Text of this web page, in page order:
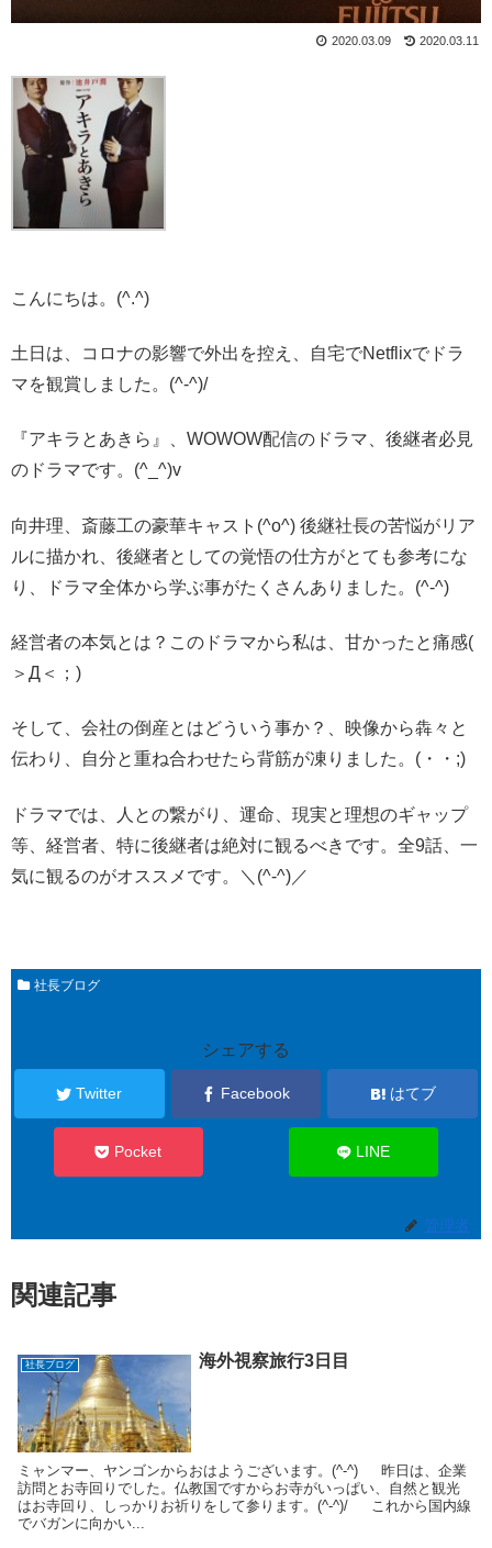
2020.03.11
2020.03.09
こんにちは。(^.^)
土日は、コロナの影響で外出を控え、自宅でNetflixでドラ
マを観賞しました。(^-^)/
『アキラとあきら』、WOWOW配信のドラマ、後継者必見
のドラマです。(^_^)v
向井理、斎藤工の豪華キャスト(^o^) 後継社長の苦悩がリア
ルに描かれ、後継者としての覚悟の仕方がとても参考にな
り、ドラマ全体から学ぶ事がたくさんありました。(^-^)
経営者の本気とは？このドラマから私は、甘かったと痛感(
＞Д＜；)
そして、会社の倒産とはどういう事か？、映像から犇々と
伝わり、自分と重ね合わせたら背筋が凍りました。(・・;)
ドラマでは、人との繋がり、運命、現実と理想のギャップ
等、経営者、特に後継者は絶対に観るべきです。全9話、一
気に観るのがオススメです。＼(^-^)／
社長ブログ
シェアする
Twitter Facebook はてブ
Pocket LINE
管理者
関連記事
社長ブログ 海外視察旅行3日目
ミャンマー、ヤンゴンからおはようございます。(^-^) 昨日は、企業
訪問とお寺回りでした。仏教国ですからお寺がいっぱい、自然と観光
はお寺回り、しっかりお祈りをして参ります。(^-^)/ これから国内線
でバガンに向かい...